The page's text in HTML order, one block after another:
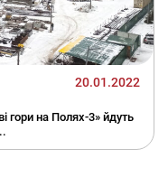
20.01.2022
гори на Полях-3» йдуть